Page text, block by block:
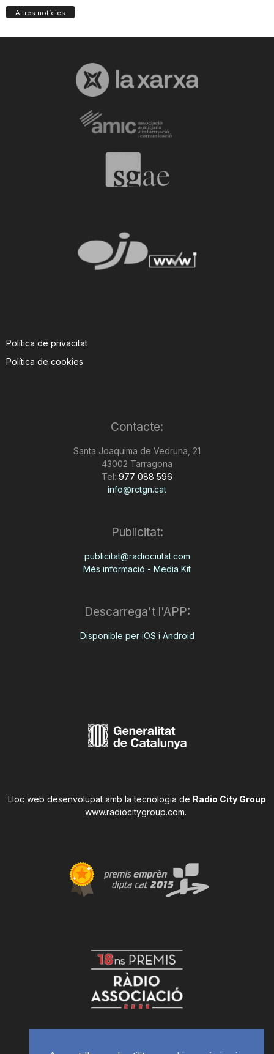
Altres notícies
Política de privacitat
Política de cookies
Contacte:
Santa Joaquima de Vedruna, 21
43002 Tarragona
Tel: 977 088 596
info@rctgn.cat
Publicitat:
publicitat@radiociutat.com
Més informació - Media Kit
Descarrega't l'APP:
Disponible per iOS i Android
Lloc web desenvolupat amb la tecnologia de Radio City Group
www.radiocitygroup.com.